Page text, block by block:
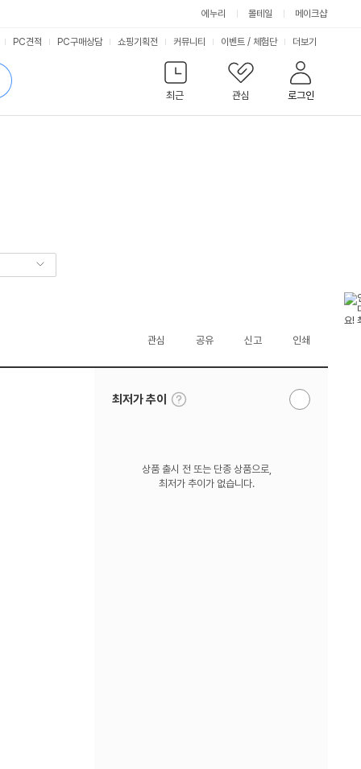
에누리 몰테일 메이크샵
최근
관심 로그인
PC견적 PC구매상담 쇼핑기획전 커뮤니티 이벤트 / 체험단 서
비
스
더보기
관심 공유 신고 인쇄
최저가 추이
툴
팁
알
상품 출시 전 또는 단종 상품으로,
최저가 추이가 없습니다.